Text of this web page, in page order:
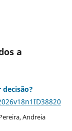
a
Andreia